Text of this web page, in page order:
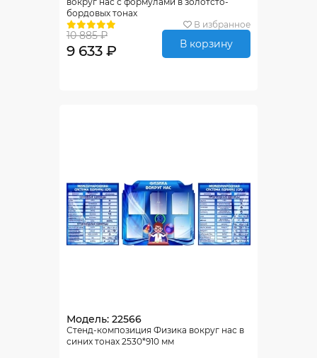
бордовых тонах
В избранное
10 885 ₽
9 633 ₽ В корзину
Модель: 22566
Стенд-композиция Физика вокруг нас в
синих тонах 2530*910 мм